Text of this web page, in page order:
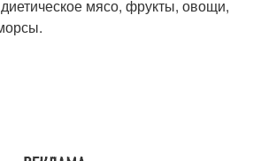
диетическое мясо, фрукты, овощи,